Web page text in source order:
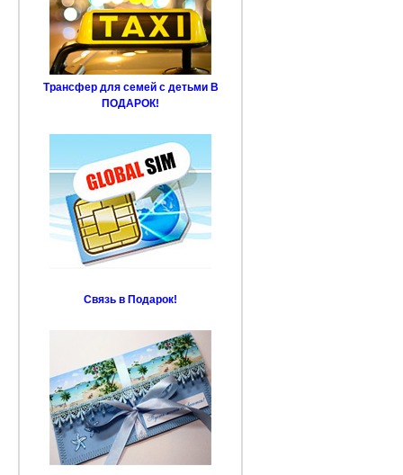
Трансфер для семей с детьми В
ПОДАРОК!
Связь в Подарок!